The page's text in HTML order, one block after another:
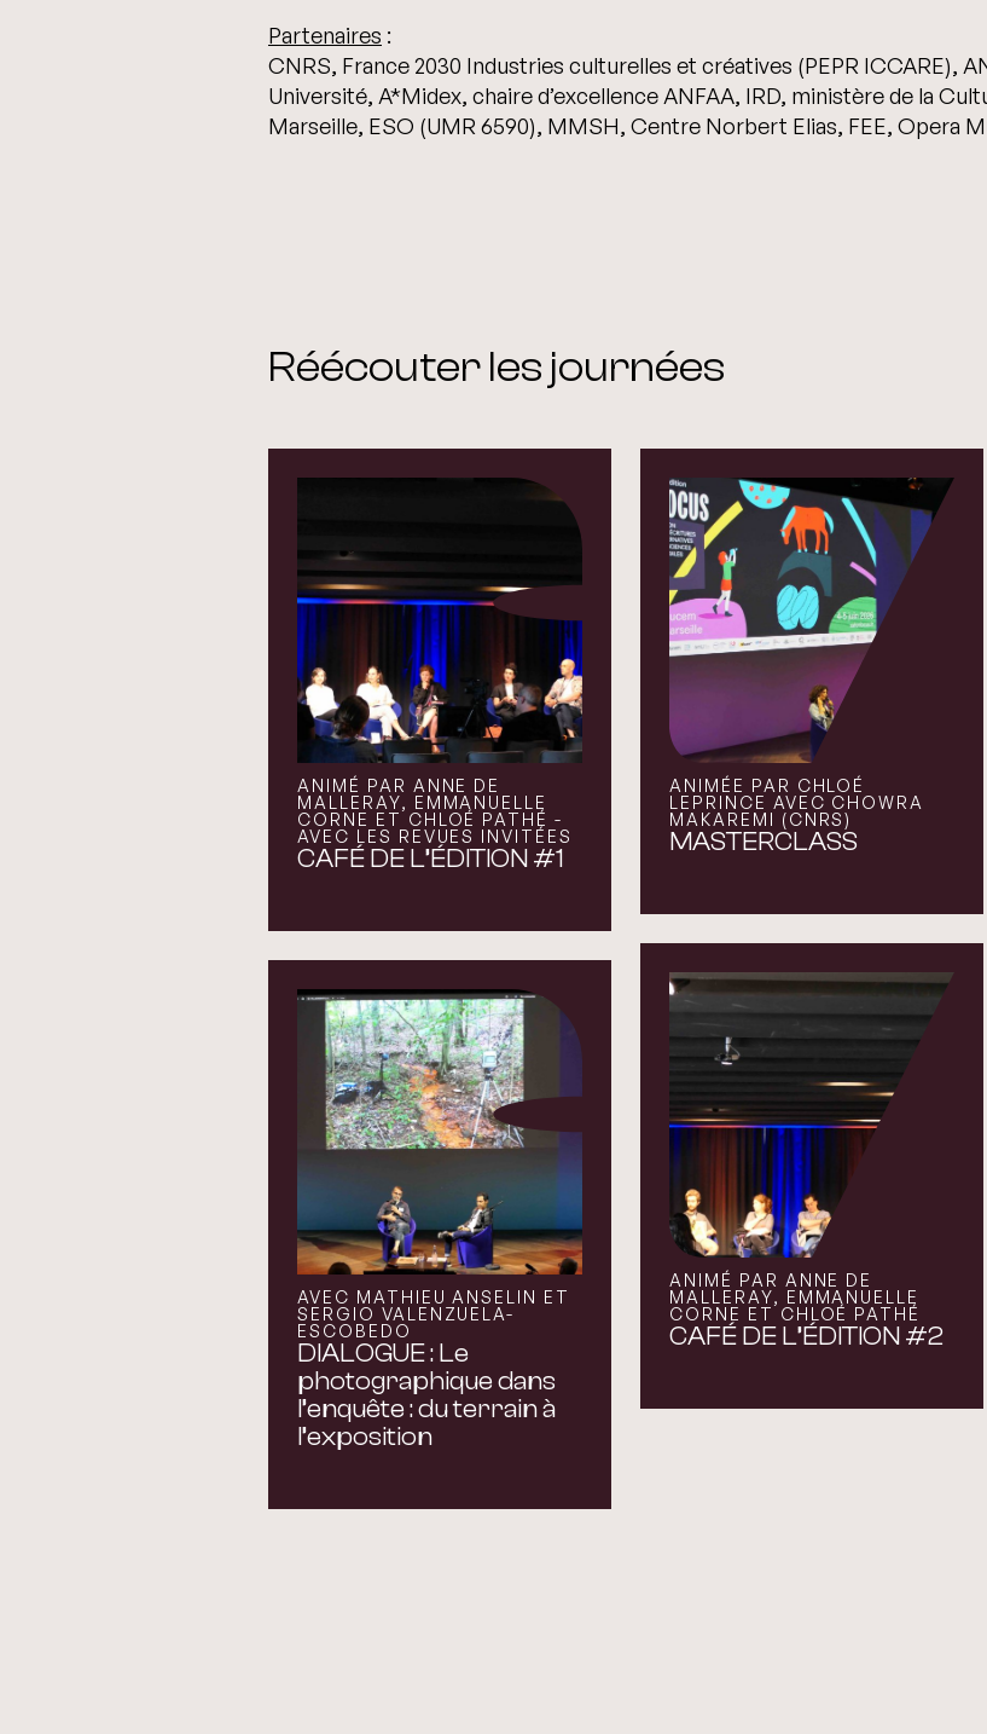
Partenaires :
CNRS, France 2030 Industries culturelles et créatives (PEPR ICCARE),
Université, A*Midex, chaire d’excellence ANFAA, IRD, ministère de la
Marseille, ESO (UMR 6590), MMSH, Centre Norbert Elias, FEE, Opera
Réécouter les journées
ANIMÉ PAR ANNE DE
MALLERAY, EMMANUELLE
CORNE ET CHLOÉ PATHÉ -
AVEC LES REVUES INVITÉES
CAFÉ DE L’ÉDITION #1
ANIMÉE PAR CHLOÉ
LEPRINCE AVEC CHOWRA
MAKAREMI (CNRS)
MASTERCLASS
ANIMÉ PAR ANNE DE
MALLERAY, EMMANUELLE
CORNE ET CHLOÉ PATHÉ
CAFÉ DE L’ÉDITION #2
AVEC MATHIEU ANSELIN ET
SERGIO VALENZUELA-
ESCOBEDO
DIALOGUE : Le
photographique dans
l’enquête : du terrain à
l’exposition